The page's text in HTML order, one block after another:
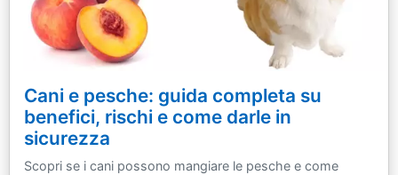
Cani e pesche: guida completa su
benefici, rischi e come darle in
sicurezza
Scopri se i cani possono mangiare le pesche e come